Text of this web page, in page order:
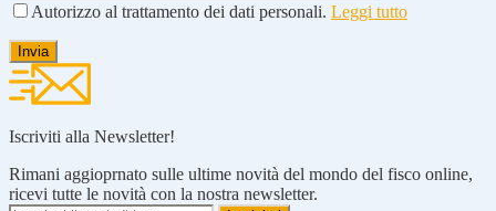
Autorizzo al trattamento dei dati personali. Leggi tutto
Iscriviti alla Newsletter!
Rimani aggioprnato sulle ultime novità del mondo del fisco online,
ricevi tutte le novità con la nostra newsletter.